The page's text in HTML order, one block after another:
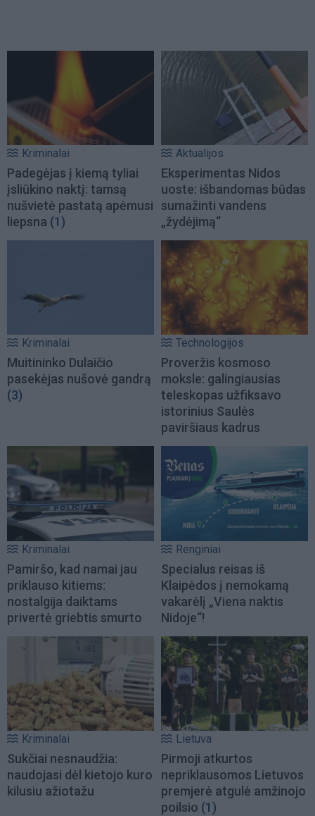
Kriminalai
Padegėjas į kiemą tyliai
įsliūkino naktį: tamsą
nušvietė pastatą apėmusi
liepsna (1)
Aktualijos
Eksperimentas Nidos
uoste: išbandomas būdas
sumažinti vandens
„žydėjimą“
Kriminalai
Muitininko Dulaičio
pasekėjas nušovė gandrą
(3)
Technologijos
Proveržis kosmoso
moksle: galingiausias
teleskopas užfiksavo
istorinius Saulės
paviršiaus kadrus
Kriminalai
Pamiršo, kad namai jau
priklauso kitiems:
nostalgija daiktams
privertė griebtis smurto
Renginiai
Specialus reisas iš
Klaipėdos į nemokamą
vakarėlį „Viena naktis
Nidoje“!
Kriminalai
Sukčiai nesnaudžia:
naudojasi dėl kietojo kuro
kilusiu ažiotažu
Lietuva
Pirmoji atkurtos
nepriklausomos Lietuvos
premjerė atgulė amžinojo
poilsio (1)